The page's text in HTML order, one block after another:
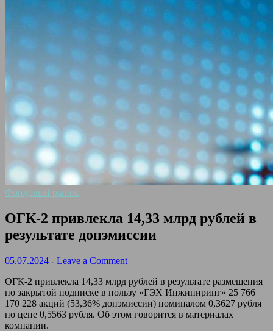
Фондовый рынок
ОГК-2 привлекла 14,33 млрд рублей в
результате допэмиссии
05.07.2024 - Leave a Comment
ОГК-2 привлекла 14,33 млрд рублей в результате размещения
по закрытой подписке в пользу «ГЭХ Инжиниринг» 25 766
170 228 акций (53,36% допэмиссии) номиналом 0,3627 рубля
по цене 0,5563 рубля. Об этом говорится в материалах
компании.